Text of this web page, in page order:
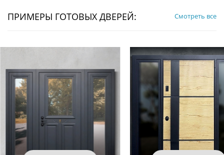
ПРИМЕРЫ ГОТОВЫХ ДВЕРЕЙ: Смотреть все